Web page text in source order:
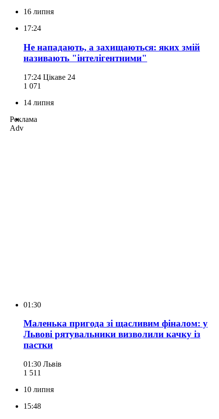
16 липня
17:24
Не нападають, а захищаються: яких змій
називають "інтелігентними"
17:24 Цікаве 24
1 071
14 липня
Реклама
Adv
01:30
Маленька пригода зі щасливим фіналом: у
Львові рятувальники визволили качку із
пастки
01:30 Львів
1 511
10 липня
15:48